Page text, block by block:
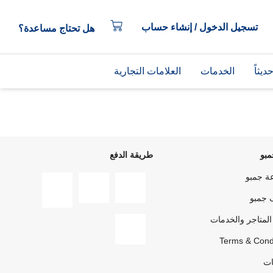
تسجيل الدخول / إنشاء حساب هل تحتاج مساعدة؟
الخدمات العلامات التجارية
جمبو
جمبو
والخدمات
Terms &
طريقة الدفع